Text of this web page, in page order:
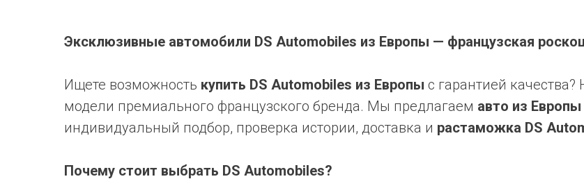
Эксклюзивные автомобили DS Automobiles из Европы — французская
Ищете возможность купить DS Automobiles из Европы с гарантией
модели премиального французского бренда. Мы предлагаем авто из
индивидуальный подбор, проверка истории, доставка и растаможка DS
Почему стоит выбрать DS Automobiles?